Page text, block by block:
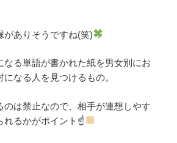
がありそうですね(笑)
なる単語が書かれた紙を男女別にお
なる人を見つけるもの。
のは禁止なので、相手が連想しやす
れるかがポイント☝